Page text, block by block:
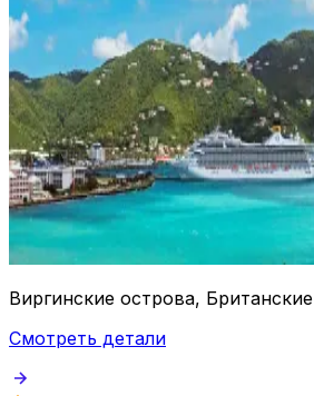
Виргинские острова, Британские
Смотреть детали